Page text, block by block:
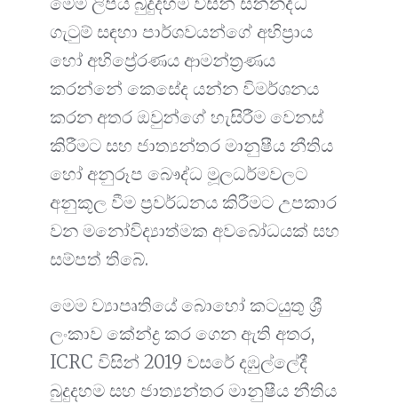
ගැටුම් සඳහා පාර්ශවයන්ගේ අභිප්‍රාය
හෝ අභිප්‍රේරණය ආමන්ත්‍රණය
කරන්නේ කෙසේද යන්න විමර්ශනය
කරන අතර ඔවුන්ගේ හැසිරීම වෙනස්
කිරීමට සහ ජාත්‍යන්තර මානුෂීය නීතිය
හෝ අනුරූප බෞද්ධ මූලධර්මවලට
අනුකූල වීම ප්‍රවර්ධනය කිරීමට උපකාර
වන මනෝවිද්‍යාත්මක අවබෝධයක් සහ
සම්පත් තිබේ.
මෙම ව්‍යාපෘතියේ බොහෝ කටයුතු ශ්‍රී
ලංකාව කේන්ද්‍ර කර ගෙන ඇති අතර,
ICRC විසින් 2019 වසරේ දඹුල්ලේදී
බුදුදහම සහ ජාත්‍යන්තර මානුෂීය නීතිය